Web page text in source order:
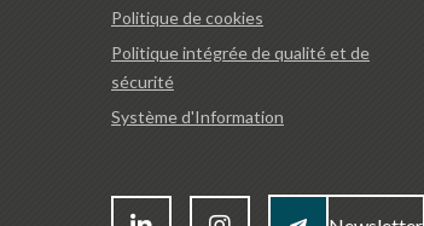
Politique de cookies
Politique intégrée de qualité et de
sécurité
Système d'Information